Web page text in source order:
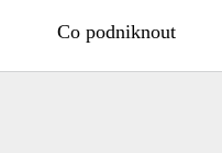
Co podniknout